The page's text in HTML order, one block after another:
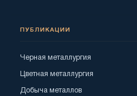
ПУБЛИКАЦИИ
Черная металлургия
Цветная металлургия
Добыча металлов